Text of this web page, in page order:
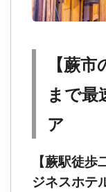
【蕨
まで最
ア
【蕨駅徒
ジネスホテ